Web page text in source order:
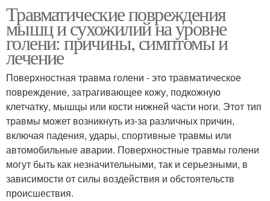
Травматические повреждения
мышц и сухожилий на уровне
голени: причины, симптомы и
лечение
Поверхностная травма голени - это травматическое
повреждение, затрагивающее кожу, подкожную
клетчатку, мышцы или кости нижней части ноги. Этот тип
травмы может возникнуть из-за различных причин,
включая падения, удары, спортивные травмы или
автомобильные аварии. Поверхностные травмы голени
могут быть как незначительными, так и серьезными, в
зависимости от силы воздействия и обстоятельств
происшествия.